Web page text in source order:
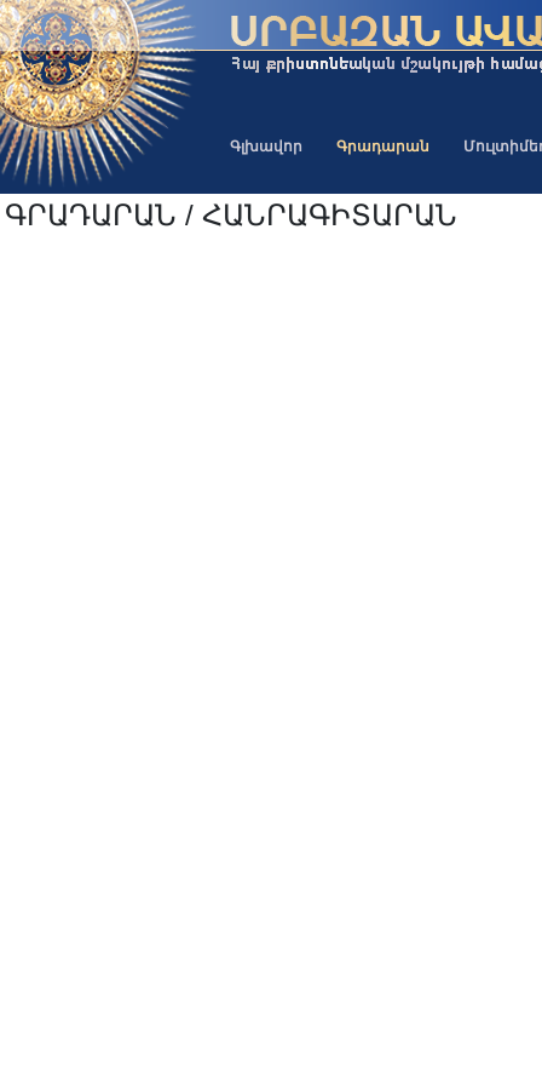
Գլխավոր Գրադարան
ԳՐԱԴԱՐԱՆ / ՀԱՆՐԱԳԻՏԱՐԱՆ